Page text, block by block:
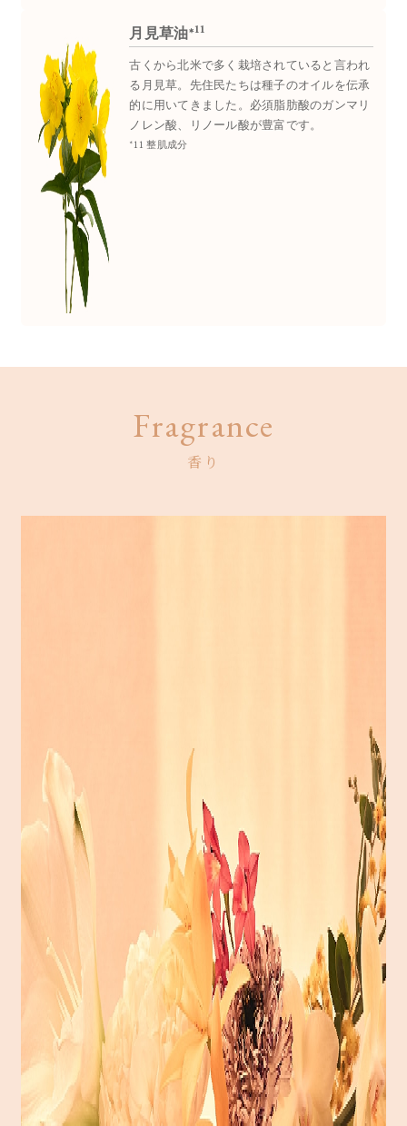
月見草油*11
古くから北米で多く栽培されていると言われ
る月見草。先住民たちは種子のオイルを伝承
的に用いてきました。必須脂肪酸のガンマリ
ノレン酸、リノール酸が豊富です。
*11 整肌成分
Fragrance
香り